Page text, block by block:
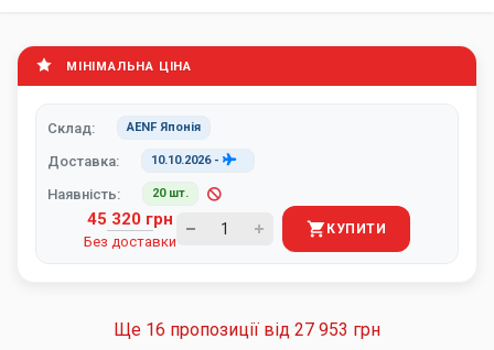
МІНІМАЛЬНА ЦІНА
Склад: AENF Японія
Доставка: 10.10.2026-
Наявність: 20 шт.
45 320 грн
Без доставки
КУПИТИ
Ще 16 пропозиції від 27 953 грн